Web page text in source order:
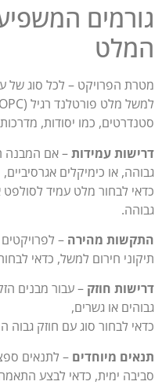
גורמים
המלט
מטרת הפרויקט – לכל סוג של
סטנדרטים, כמו יסודות,
דרישות עמידות– אם המבנה
גבוהה, או כימיקלים אגרסיביים,
כדאי לבחור מלט עמיד לסולפט
גבוהה.
התקשות מהירה –
תיקוני חירום למשל, כדאי
דרישות חוזק – עבור מבנים
גבוהים או גשרים,
כדאי לבחור סוג עם חוזק גבוה
תנאים מיוחדים – לתנאים
סביבה ימית, כדאי לבצע